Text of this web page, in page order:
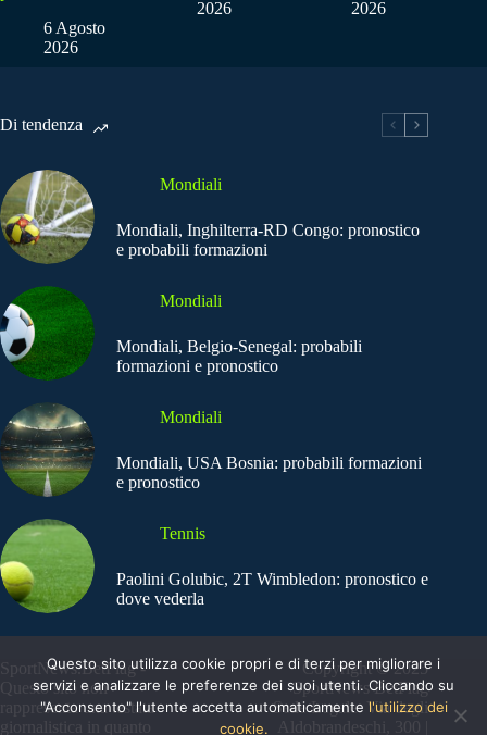
6 Agosto
2026
2026
2026
Di tendenza
Mondiali
Mondiali, Inghilterra-RD Congo: pronostico
e probabili formazioni
Mondiali
Mondiali, Belgio-Senegal: probabili
formazioni e pronostico
Mondiali
Mondiali, USA Bosnia: probabili formazioni
e pronostico
Tennis
Paolini Golubic, 2T Wimbledon: pronostico e
dove vederla
SportNews.BetFlag -
Questo sito non
rappresenta una testata
giornalistica in quanto
Copyright © 2025
SportNews BetFlag
Sede Legale: Via degli
Aldobrandeschi, 300 |
Questo sito utilizza cookie propri e di terzi per migliorare i
servizi e analizzare le preferenze dei suoi utenti. Cliccando su
"Acconsento" l'utente accetta automaticamente l'utilizzo dei
cookie.